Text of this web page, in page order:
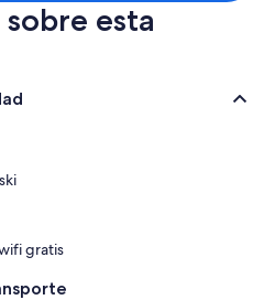
esta
gratis